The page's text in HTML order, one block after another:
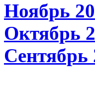
Ноябрь
Октябрь
Сентябрь